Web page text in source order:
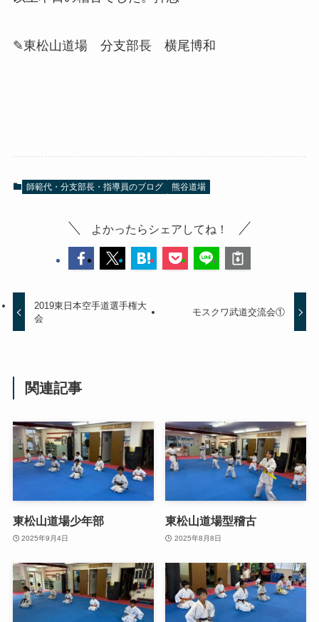
✎東松山道場 分支部長 横尾博和
師範代・分支部長・指導員のブログ 熊谷道場
よかったらシェアしてね！
2019東日本空手道選手権大
会
モスクワ武道交流会①
関連記事
東松山道場少年部
2025年9月4日
東松山道場型稽古
2025年8月8日